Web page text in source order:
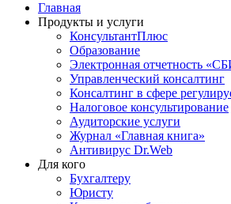
Главная
Продукты и услуги
КонсультантПлюс
Образование
Электронная отчетность
Управленческий консалтинг
Консалтинг в сфере
Налоговое консультирование
Аудиторские услуги
Журнал «Главная книга»
Антивирус Dr.Web
Для кого
Бухгалтеру
Юристу